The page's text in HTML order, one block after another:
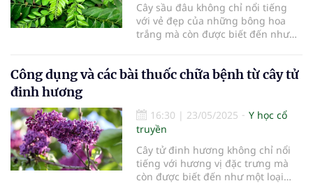
Cây sầu đâu không chỉ nổi tiếng
với vẻ đẹp của những bông hoa
trắng mà còn được biết đến như
chữa bệnh hiệu quả, cây sầu đâu
ngày. Trong bài viết này, chúng ta
sẽ cùng tìm hiểu chi tiết về công
dụng và các bài thuốc chữa bệnh
từ cây sầu đâu.
Công dụng và các bài thuốc chữa bệnh từ cây tử
đinh hương
16:30 | 23/05/2025
Y học cổ
truyền
Cây tử đinh hương không chỉ nổi
tiếng với hương vị đặc trưng mà
còn được biết đến như một loại